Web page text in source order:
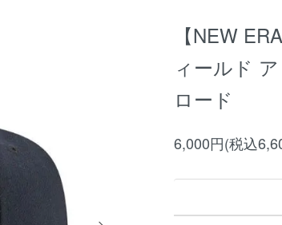
【NEW
ィールド
ロード
6,000円(税込